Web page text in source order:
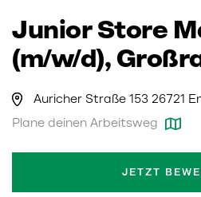
Junior Store
(m/w/d),
Auricher Straße 153 26721
Plane deinen Arbeitsweg
JETZT